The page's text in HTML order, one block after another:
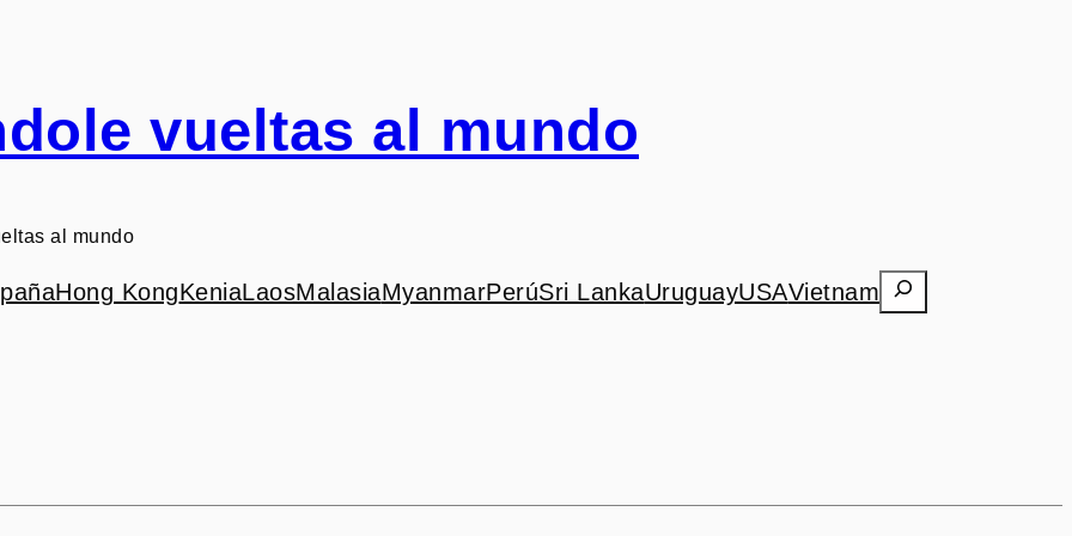
vueltas al mundo
al mundo
Hong KongKeniaLaosMalasiaMyanmarPerúSri LankaUruguayUSAVietnam Search